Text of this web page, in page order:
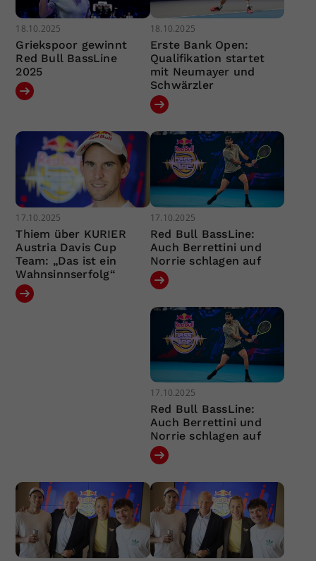
18.10.2025
Griekspoor gewinnt
Red Bull BassLine
2025
18.10.2025
Erste Bank Open:
Qualifikation startet
mit Neumayer und
Schwärzler
17.10.2025
Thiem über KURIER
Austria Davis Cup
Team: „Das ist ein
Wahnsinnserfolg“
17.10.2025
Red Bull BassLine:
Auch Berrettini und
Norrie schlagen auf
17.10.2025
Red Bull BassLine:
Auch Berrettini und
Norrie schlagen auf